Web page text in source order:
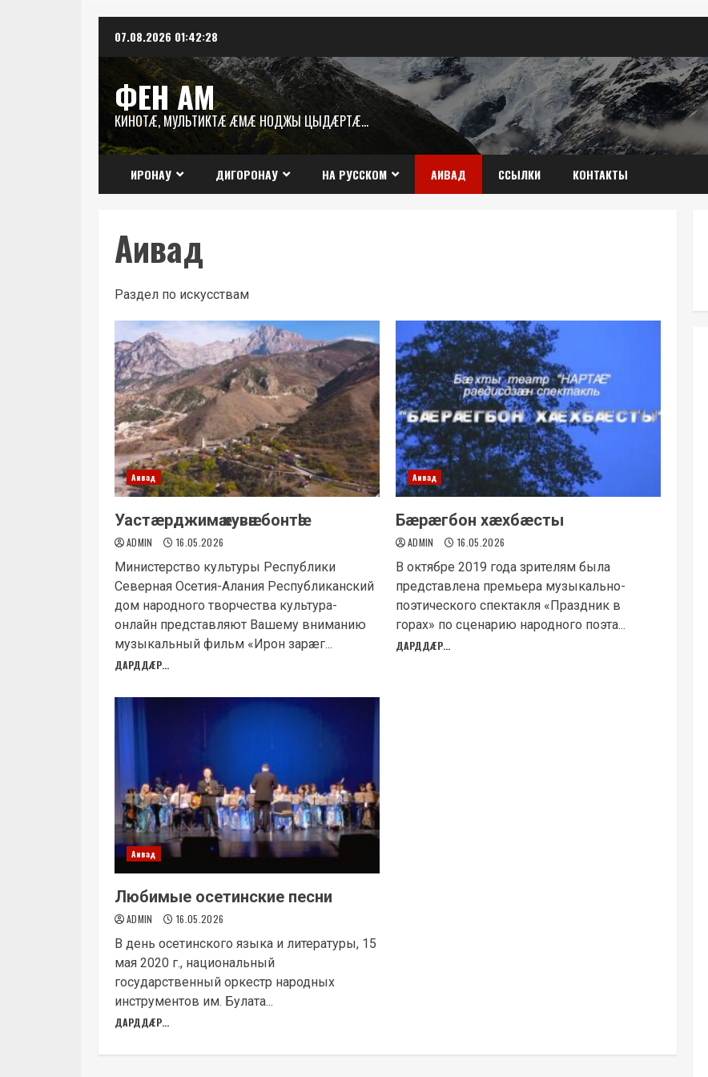
содержимому
07.08.2026 01:42:29
ФЕН АМ
КИНОТÆ, МУЛЬТИКТÆ ÆМÆ НОДЖЫ ЦЫДÆРТÆ…
ИРОНАУ ДИГОРОНАУ НА РУССКОМ АИВАД ССЫЛКИ КОНТАКТЫ
Аивад
Раздел по искусствам
Аивад
Уастæрджимӕ кувӕн бонтӕ!
ADMIN 16.05.2026
Министерство культуры Республики
Северная Осетия-Алания Республиканский
дом народного творчества культура-
онлайн представляют Вашему вниманию
музыкальный фильм «Ирон зарæг...
ДАРДДÆР...
Аивад
Бæрæгбон хæхбæсты
ADMIN 16.05.2026
В октябре 2019 года зрителям была
представлена премьера музыкально-
поэтического спектакля «Праздник в
горах» по сценарию народного поэта...
ДАРДДÆР...
Аивад
Любимые осетинские песни
ADMIN 16.05.2026
В день осетинского языка и литературы, 15
мая 2020 г., национальный
государственный оркестр народных
инструментов им. Булата...
ДАРДДÆР...